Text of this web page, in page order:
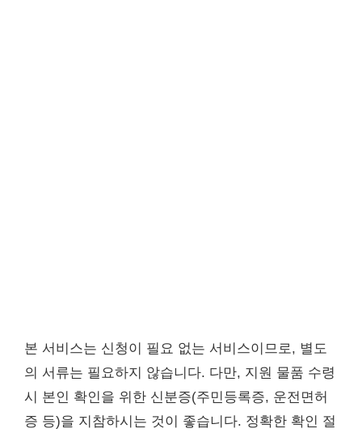
본 서비스는 신청이 필요 없는 서비스이므로, 별도
의 서류는 필요하지 않습니다. 다만, 지원 물품 수령
시 본인 확인을 위한 신분증(주민등록증, 운전면허
증 등)을 지참하시는 것이 좋습니다. 정확한 확인 절